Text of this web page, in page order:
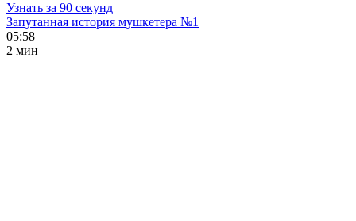
Узнать за 90 секунд
Запутанная история мушкетера №1
05:58
2 мин